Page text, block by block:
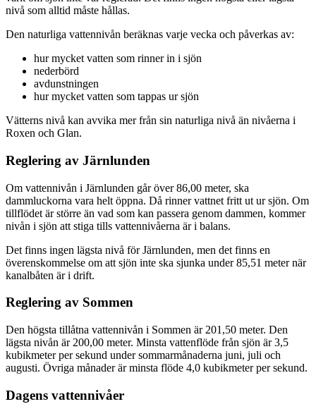
nivå som alltid måste hållas.
Den naturliga vattennivån beräknas varje vecka och påverkas av:
hur mycket vatten som rinner in i sjön
nederbörd
avdunstningen
hur mycket vatten som tappas ur sjön
Vätterns nivå kan avvika mer från sin naturliga nivå än nivåerna i
Roxen och Glan.
Reglering av Järnlunden
Om vattennivån i Järnlunden går över 86,00 meter, ska
dammluckorna vara helt öppna. Då rinner vattnet fritt ut ur sjön. Om
tillflödet är större än vad som kan passera genom dammen, kommer
nivån i sjön att stiga tills vattennivåerna är i balans.
Det finns ingen lägsta nivå för Järnlunden, men det finns en
överenskommelse om att sjön inte ska sjunka under 85,51 meter när
kanalbåten är i drift.
Reglering av Sommen
Den högsta tillåtna vattennivån i Sommen är 201,50 meter. Den
lägsta nivån är 200,00 meter. Minsta vattenflöde från sjön är 3,5
kubikmeter per sekund under sommarmånaderna juni, juli och
augusti. Övriga månader är minsta flöde 4,0 kubikmeter per sekund.
Dagens vattennivåer